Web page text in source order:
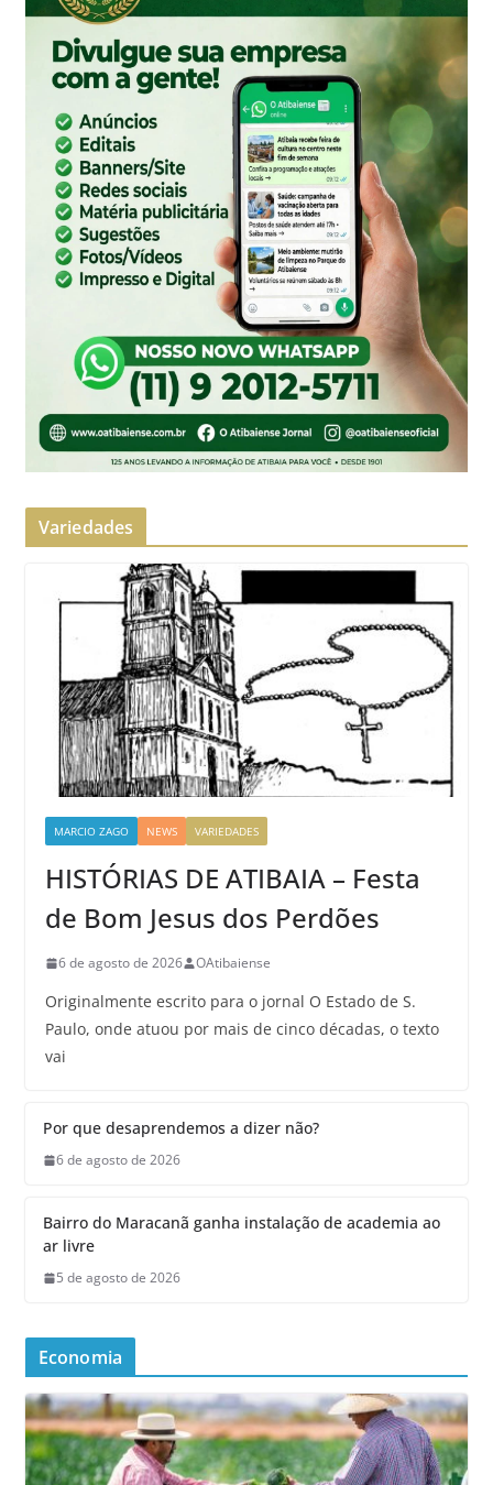
Variedades
MARCIO ZAGO NEWS VARIEDADES
HISTÓRIAS DE ATIBAIA – Festa
de Bom Jesus dos Perdões
6 de agosto de 2026 OAtibaiense
Originalmente escrito para o jornal O Estado de S.
Paulo, onde atuou por mais de cinco décadas, o texto
vai
Por que desaprendemos a dizer não?
6 de agosto de 2026
Bairro do Maracanã ganha instalação de academia ao
ar livre
5 de agosto de 2026
Economia